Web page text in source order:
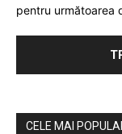
pentru următoarea
CELE MAI